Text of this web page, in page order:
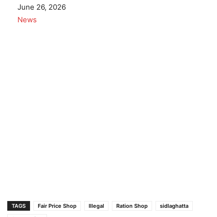
Date
June 26, 2026
In relation to
News
TAGS Fair Price Shop Illegal Ration Shop
sidlaghatta